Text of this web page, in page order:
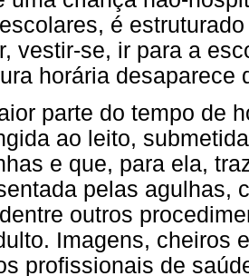
é
vestir-se, ir para a
horária desaparece
parte do tempo de
ao leito,
e que, para ela,
pelas agulhas,
outros
Imagens, cheiros
profissionais de